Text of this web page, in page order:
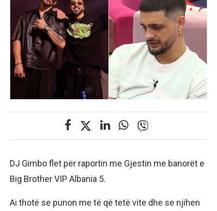
DJ Gimbo flet për raportin me Gjestin me banorët e
Big Brother VIP Albania 5.
Ai thotë se punon me të që tetë vite dhe se njihen